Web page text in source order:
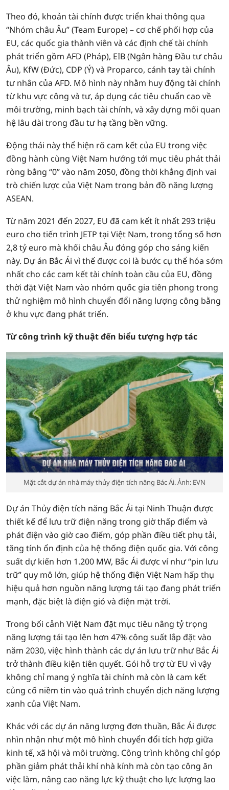
Theo đó, khoản tài chính được triển khai thông qua
“Nhóm châu Âu” (Team Europe) – cơ chế phối hợp của
EU, các quốc gia thành viên và các định chế tài chính
phát triển gồm AFD (Pháp), EIB (Ngân hàng Đầu tư châu
Âu), KfW (Đức), CDP (Ý) và Proparco, cánh tay tài chính
tư nhân của AFD. Mô hình này nhằm huy động tài chính
từ khu vực công và tư, áp dụng các tiêu chuẩn cao về
môi trường, minh bạch tài chính, và xây dựng mối quan
hệ lâu dài trong đầu tư hạ tầng bền vững.
Động thái này thể hiện rõ cam kết của EU trong việc
đồng hành cùng Việt Nam hướng tới mục tiêu phát thải
ròng bằng “0” vào năm 2050, đồng thời khẳng định vai
trò chiến lược của Việt Nam trong bản đồ năng lượng
ASEAN.
Từ năm 2021 đến 2027, EU đã cam kết ít nhất 293 triệu
euro cho tiến trình JETP tại Việt Nam, trong tổng số hơn
2,8 tỷ euro mà khối châu Âu đóng góp cho sáng kiến
này. Dự án Bắc Ái vì thế được coi là bước cụ thể hóa sớm
nhất cho các cam kết tài chính toàn cầu của EU, đồng
thời đặt Việt Nam vào nhóm quốc gia tiên phong trong
thử nghiệm mô hình chuyển đổi năng lượng công bằng
ở khu vực đang phát triển.
Từ công trình kỹ thuật đến biểu tượng hợp tác
Mặt cắt dự án nhà máy thủy điện tích năng Bác Ái. Ảnh: EVN
Dự án Thủy điện tích năng Bắc Ái tại Ninh Thuận được
thiết kế để lưu trữ điện năng trong giờ thấp điểm và
phát điện vào giờ cao điểm, góp phần điều tiết phụ tải,
tăng tính ổn định của hệ thống điện quốc gia. Với công
suất dự kiến hơn 1.200 MW, Bắc Ái được ví như “pin lưu
trữ” quy mô lớn, giúp hệ thống điện Việt Nam hấp thụ
hiệu quả hơn nguồn năng lượng tái tạo đang phát triển
mạnh, đặc biệt là điện gió và điện mặt trời.
Trong bối cảnh Việt Nam đặt mục tiêu nâng tỷ trọng
năng lượng tái tạo lên hơn 47% công suất lắp đặt vào
năm 2030, việc hình thành các dự án lưu trữ như Bắc Ái
trở thành điều kiện tiên quyết. Gói hỗ trợ từ EU vì vậy
không chỉ mang ý nghĩa tài chính mà còn là cam kết
củng cố niềm tin vào quá trình chuyển dịch năng lượng
xanh của Việt Nam.
Khác với các dự án năng lượng đơn thuần, Bắc Ái được
nhìn nhận như một mô hình chuyển đổi tích hợp giữa
kinh tế, xã hội và môi trường. Công trình không chỉ góp
phần giảm phát thải khí nhà kính mà còn tạo công ăn
việc làm, nâng cao năng lực kỹ thuật cho lực lượng lao